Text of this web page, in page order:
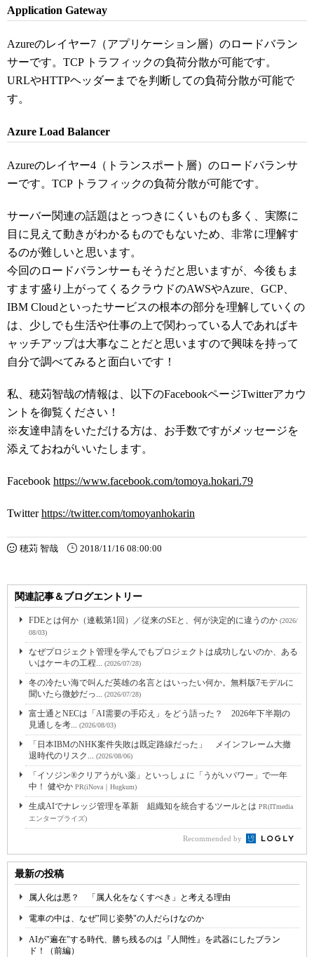
Application Gateway
Azureのレイヤー7（アプリケーション層）のロードバラン
サーです。TCP トラフィックの負荷分散が可能です。
URLやHTTPヘッダーまでを判断しての負荷分散が可能で
す。
Azure Load Balancer
Azureのレイヤー4（トランスポート層）のロードバランサ
ーです。TCP トラフィックの負荷分散が可能です。
サーバー関連の話題はとっつきにくいものも多く、実際に
目に見えて動きがわかるものでもないため、非常に理解す
るのが難しいと思います。
今回のロードバランサーもそうだと思いますが、今後もま
すます盛り上がってくるクラウドのAWSやAzure、GCP、
IBM Cloudといったサービスの根本の部分を理解していくの
は、少しでも生活や仕事の上で関わっている人であればキ
ャッチアップは大事なことだと思いますので興味を持って
自分で調べてみると面白いです！
私、穂苅智哉の情報は、以下のFacebookページTwitterアカウ
ントを御覧ください！
※友達申請をいただける方は、お手数ですがメッセージを
添えておねがいいたします。
Facebook https://www.facebook.com/tomoya.hokari.79
Twitterhttps://twitter.com/tomoyanhokarin
穂苅 智哉 2018/11/16 08:00:00
関連記事＆ブログエントリー
FDEとは何か（連載第1回）／従来のSEと、何が決定的に違うのか (2026/
08/03)
なぜプロジェクト管理を学んでもプロジェクトは成功しないのか、ある
いはケーキの工程...
(2026/07/28)
冬の冷たい海で叫んだ英雄の名言とはいったい何か。無料版7モデルに
聞いたら微妙だっ...
(2026/07/28)
富士通とNECは「AI需要の手応え」をどう語った？ 2026年下半期の
見通しを考...
(2026/08/03)
「日本IBMのNHK案件失敗は既定路線だった」 メインフレーム大撤
退時代のリスク...
(2026/08/06)
「イソジン®クリアうがい薬」といっしょに「うがいパワー」で一年
中！ 健やか PR(iNova｜Hugkum)
生成AIでナレッジ管理を革新 組織知を統合するツールとは PR(ITmedia
エンタープライズ)
Recommended by
最新の投稿
属人化は悪？ 「属人化をなくすべき」と考える理由
電車の中は、なぜ"同じ姿勢"の人だらけなのか
AIが"遍在"する時代、勝ち残るのは『人間性』を武器にしたブラン
ド！（前編）